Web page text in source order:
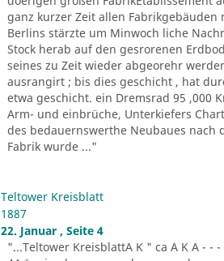
ganz kurzer Zeit allen
Berlins stärzte um Minwoch liche
Stock herab auf den gesrorenen
seines zu Zeit wieder abgeorehr
ausrangirt ; bis dies geschicht , hat
etwa geschicht. ein Dremsrad 95 ,000
Arm- und einbrüche, Unterkiefers
des bedauernswerthe Neubaues
Fabrik wurde ..."
Teltower Kreisblatt
1887
22. Januar , Seite 4
"...Teltower KreisblattA K " ca A K A - -